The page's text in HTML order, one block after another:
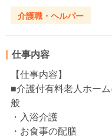
介護職・ヘルパー
仕事内容
【仕事内容】
■介護付有料老人ホー
般
・入浴介護
・お食事の配膳